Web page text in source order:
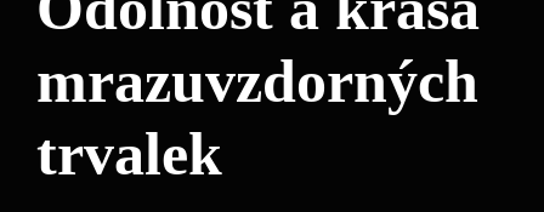
mrazuvzdorných
trvalek